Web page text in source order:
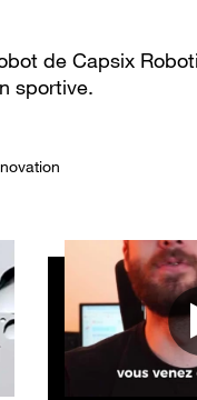
de Capsix
sportive.